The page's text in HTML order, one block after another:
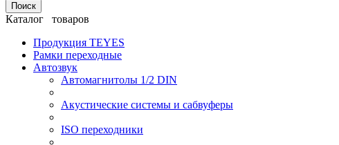
Поиск
Каталог товаров
Продукция TEYES
Рамки переходные
Автозвук
Автомагнитолы 1/2 DIN
Акустические системы и сабвуферы
ISO переходники